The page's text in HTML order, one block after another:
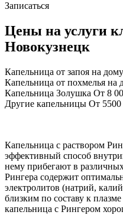
Записаться
Цены на услуги
Новокузнецк
Капельница от запоя на дому
Капельница от похмелья на
Капельница Золушка От 8
Другие капельницы От 5500
Капельница с раствором
эффективный способ
нему прибегают в
Рингера содержит
электролитов (натрий,
близким по составу к
капельница с Рингером